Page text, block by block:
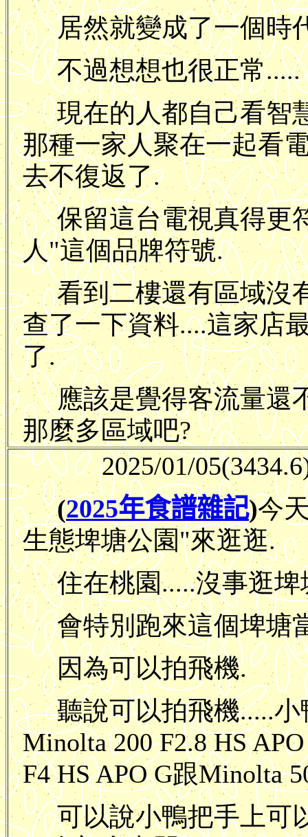
居然就變成了一個時
不過想想也很正常.....
現在的人都自己看智
那種一家人聚在一起看
去不復返了.
保留這台電視真得更
人"這個品牌符號.
看到二樓還有區域沒
查了一下資料....這家店
了.
應該是覺得客流量還
那麼多區域吧?
2025/01/05
(2025年食譜雜記)今
生態埤塘公園"來逛逛.
住在桃園.....沒事逛
會特別跑來這個埤塘
因為可以拍飛機.
聽說可以拍飛機.....
Minolta 200 F2.8 HS
F4 HS APO G跟Minolta
可以說小鴨把手上可